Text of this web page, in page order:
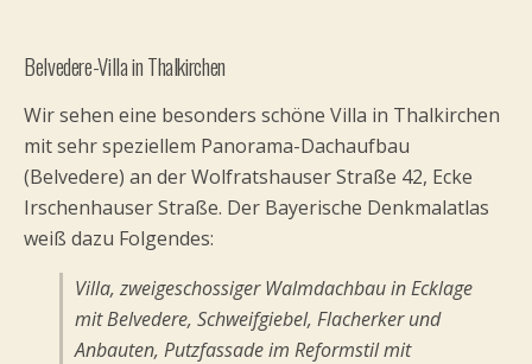
Belvedere-Villa in Thalkirchen
Wir sehen eine besonders schöne Villa in Thalkirchen
mit sehr speziellem Panorama-Dachaufbau
(Belvedere) an der Wolfratshauser Straße 42, Ecke
Irschenhauser Straße. Der Bayerische Denkmalatlas
weiß dazu Folgendes:
Villa, zweigeschossiger Walmdachbau in Ecklage
mit Belvedere, Schweifgiebel, Flacherker und
Anbauten, Putzfassade im Reformstil mit